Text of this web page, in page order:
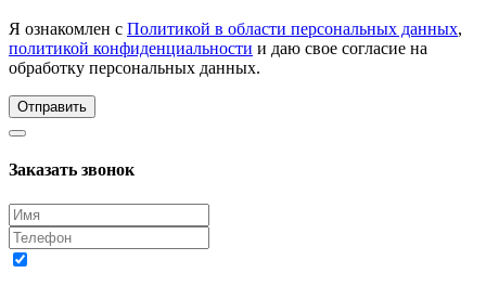
Я ознакомлен с Политикой в области персональных данных,
политикой конфиденциальности и даю свое согласие на
обработку персональных данных.
Отправить
Заказать звонок